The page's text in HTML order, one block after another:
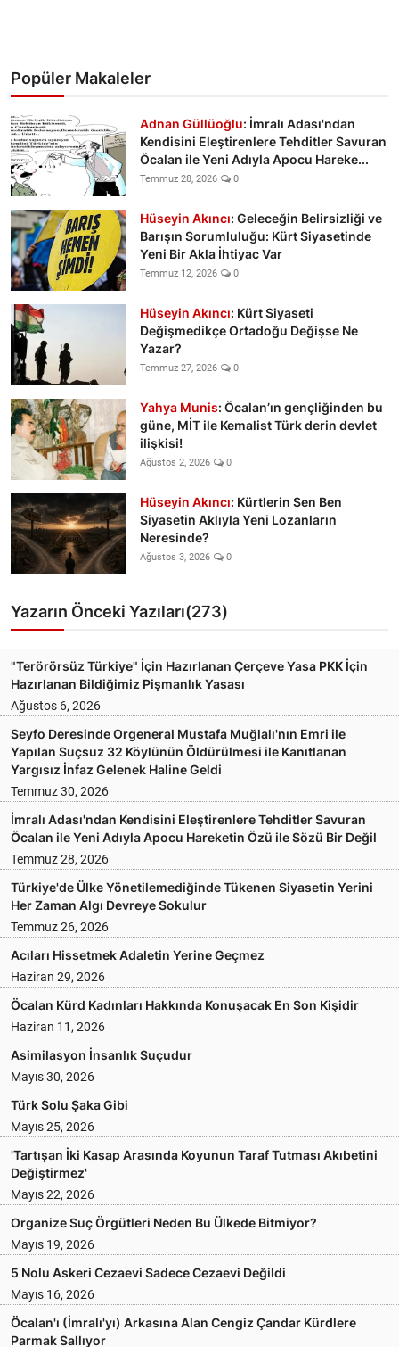
Popüler Makaleler
Adnan Güllüoğlu: İmralı Adası'ndan
Kendisini Eleştirenlere Tehditler Savuran
Öcalan ile Yeni Adıyla Apocu Hareke...
Temmuz 28, 2026 0
Hüseyin Akıncı: Geleceğin Belirsizliği ve
Barışın Sorumluluğu: Kürt Siyasetinde
Yeni Bir Akla İhtiyac Var
Temmuz 12, 2026 0
Hüseyin Akıncı: Kürt Siyaseti
Değişmedikçe Ortadoğu Değişse Ne
Yazar?
Temmuz 27, 2026 0
Yahya Munis: Öcalan’ın gençliğinden bu
güne, MİT ile Kemalist Türk derin devlet
ilişkisi!
Ağustos 2, 2026 0
Hüseyin Akıncı: Kürtlerin Sen Ben
Siyasetin Aklıyla Yeni Lozanların
Neresinde?
Ağustos 3, 2026 0
Yazarın Önceki Yazıları(273)
"Terörörsüz Türkiye" İçin Hazırlanan Çerçeve Yasa PKK İçin
Hazırlanan Bildiğimiz Pişmanlık Yasası
Ağustos 6, 2026
Seyfo Deresinde Orgeneral Mustafa Muğlalı'nın Emri ile
Yapılan Suçsuz 32 Köylünün Öldürülmesi ile Kanıtlanan
Yargısız İnfaz Gelenek Haline Geldi
Temmuz 30, 2026
İmralı Adası'ndan Kendisini Eleştirenlere Tehditler Savuran
Öcalan ile Yeni Adıyla Apocu Hareketin Özü ile Sözü Bir Değil
Temmuz 28, 2026
Türkiye'de Ülke Yönetilemediğinde Tükenen Siyasetin Yerini
Her Zaman Algı Devreye Sokulur
Temmuz 26, 2026
Acıları Hissetmek Adaletin Yerine Geçmez
Haziran 29, 2026
Öcalan Kürd Kadınları Hakkında Konuşacak En Son Kişidir
Haziran 11, 2026
Asimilasyon İnsanlık Suçudur
Mayıs 30, 2026
Türk Solu Şaka Gibi
Mayıs 25, 2026
'Tartışan İki Kasap Arasında Koyunun Taraf Tutması Akıbetini
Değiştirmez'
Mayıs 22, 2026
Organize Suç Örgütleri Neden Bu Ülkede Bitmiyor?
Mayıs 19, 2026
5 Nolu Askeri Cezaevi Sadece Cezaevi Değildi
Mayıs 16, 2026
Öcalan'ı (İmralı'yı) Arkasına Alan Cengiz Çandar Kürdlere
Parmak Sallıyor